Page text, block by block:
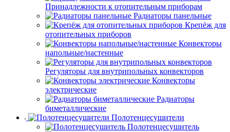
Принадлежности к отопительным приборам
Радиаторы панельные
Крепёж для
отопительных приборов
Конвекторы
напольные/настенные
Регуляторы для внутрипольных конвекторов
Конвекторы
электрические
Радиаторы
биметаллические
Полотенцесушители
Полотенцесушитель